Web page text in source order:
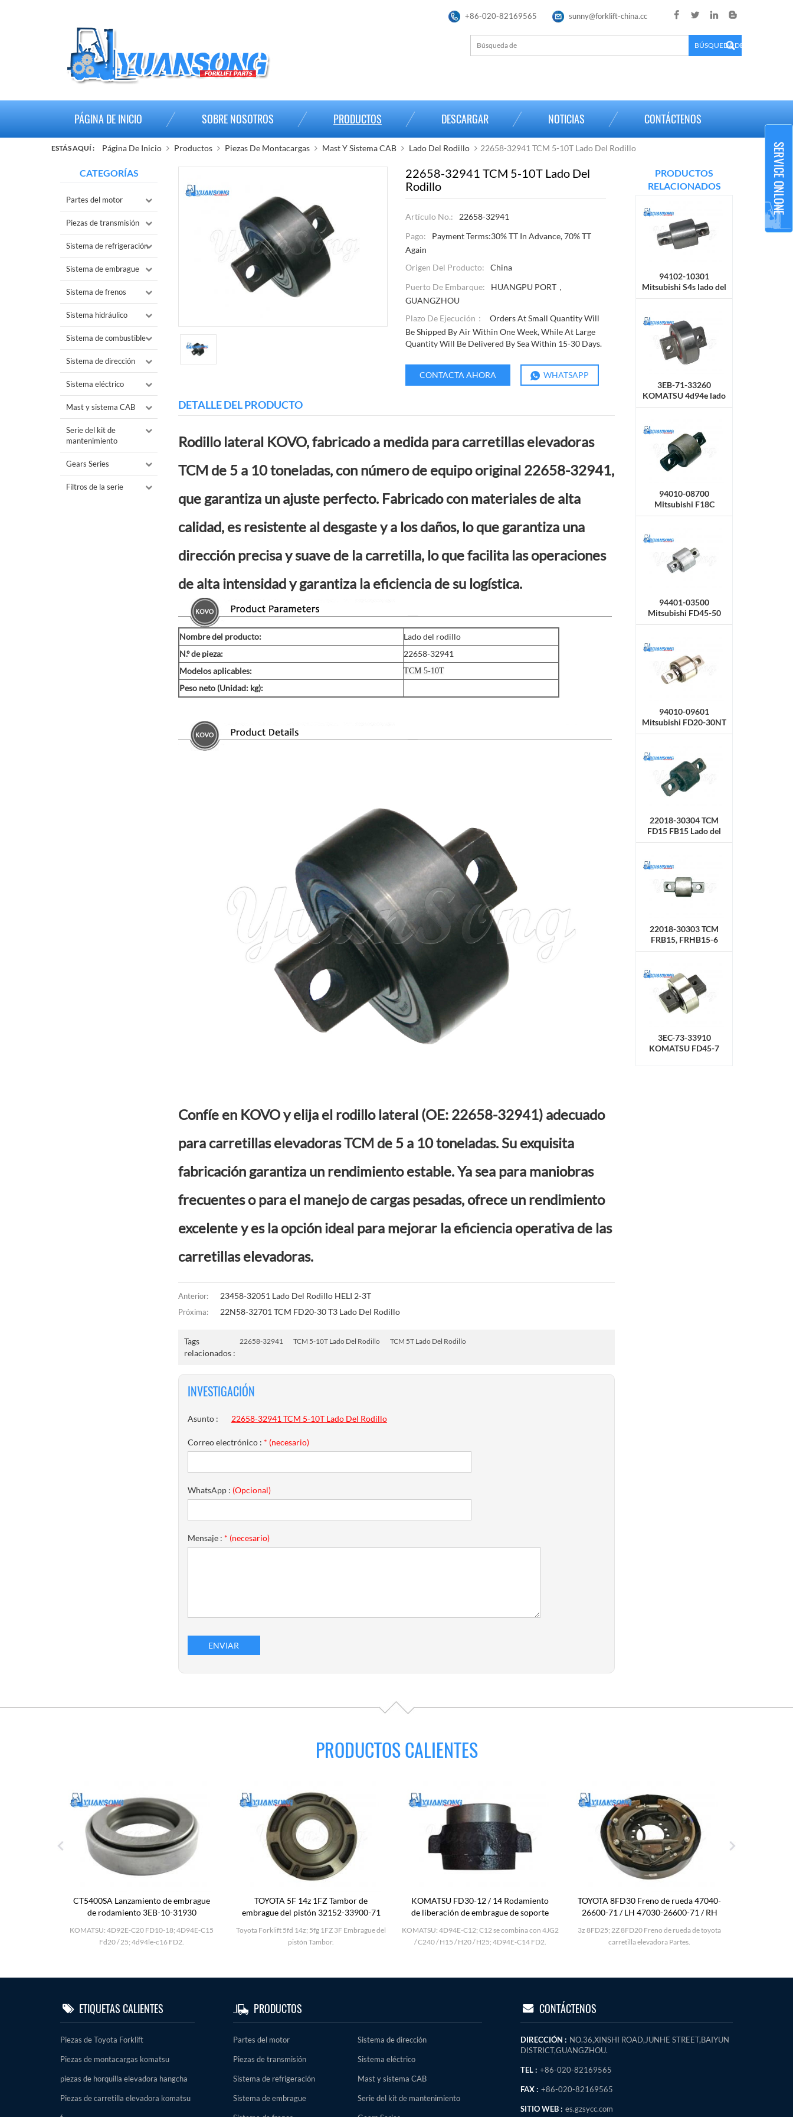
+86-020-82169565 sunny@forklift-china.cc
×
PÁGINA DE INICIO SOBRE NOSOTROS PRODUCTOS DESCARGAR NOTICIAS CONTÁCTENOS
ESTÁS AQUÍ : Página De Inicio Productos Piezas De Montacargas Mast Y Sistema CAB Lado Del Rodillo 22658-32941 TCM 5-10T Lado Del Rodillo
CATEGORÍAS
Partes del motor
Piezas de transmisión
Sistema de refrigeración
Sistema de embrague
Sistema de frenos
Sistema hidráulico
Sistema de combustible
Sistema de dirección
Sistema eléctrico
Mast y sistema CAB
Serie del kit de
mantenimiento
Gears Series
Filtros de la serie
PRODUCTOS
RELACIONADOS
94102-10301
Mitsubishi S4s lado del
rodillo
3EB-71-33260
KOMATSU 4d94e lado
del rodillo
94010-08700
Mitsubishi F18C
Rodillo lateral
94401-03500
Mitsubishi FD45-50
Rodillo lateral
94010-09601
Mitsubishi FD20-30NT
/ CF14E, CF18C
22018-30304 TCM
FD15 FB15 Lado del
rodillo
22018-30303 TCM
FRB15, FRHB15-6
Lado del rodillo
3EC-73-33910
KOMATSU FD45-7
22658-32941 TCM 5-10T Lado Del
Rodillo
Artículo No.:
22658-32941
Pago:
Payment Terms:30% TT In Advance, 70% TT
Again
Origen Del Producto:
China
Puerto De Embarque:
HUANGPU PORT，
GUANGZHOU
Plazo De Ejecución：
Orders At Small Quantity Will
Be Shipped By Air Within One Week, While At Large
Quantity Will Be Delivered By Sea Within 15-30 Days.
CONTACTA AHORA WHATSAPP
DETALLE DEL PRODUCTO
Rodillo lateral KOVO, fabricado a medida para carretillas elevadoras
TCM de 5 a 10 toneladas, con número de equipo original 22658-32941,
que garantiza un ajuste perfecto. Fabricado con materiales de alta
calidad, es resistente al desgaste y a los daños, lo que garantiza una
dirección precisa y suave de la carretilla, lo que facilita las operaciones
de alta intensidad y garantiza la eficiencia de su logística.
Nombre del producto:
Lado del rodillo
N.º de pieza:
22658-32941
Modelos aplicables:
TCM 5-10T
Peso neto (Unidad: kg):
Confíe en KOVO y elija el rodillo lateral (OE: 22658-32941) adecuado
para carretillas elevadoras TCM de 5 a 10 toneladas. Su exquisita
fabricación garantiza un rendimiento estable. Ya sea para maniobras
frecuentes o para el manejo de cargas pesadas, ofrece un rendimiento
excelente y es la opción ideal para mejorar la eficiencia operativa de las
carretillas elevadoras.
Anterior: 23458-32051 Lado Del Rodillo HELI 2-3T
Próxima: 22N58-32701 TCM FD20-30 T3 Lado Del Rodillo
Tags
relacionados :
22658-32941 TCM 5-10T Lado Del Rodillo TCM 5T Lado Del Rodillo
INVESTIGACIÓN
Asunto : 22658-32941 TCM 5-10T Lado Del Rodillo
Correo electrónico : * (necesario)
WhatsApp : (Opcional)
Mensaje : * (necesario)
PRODUCTOS CALIENTES
CT5400SA Lanzamiento de embrague
de rodamiento 3EB-10-31930
KOMATSU: 4D92E-C20 FD10-18; 4D94E-C15
Fd20 / 25; 4d94le-c16 FD2.
TOYOTA 5F 14z 1FZ Tambor de
embrague del pistón 32152-33900-71
Toyota Forklift 5fd 14z; 5fg 1FZ 3F Embrague del
pistón Tambor.
KOMATSU FD30-12 / 14 Rodamiento
de liberación de embrague de soporte
KOMATSU: 4D94E-C12; C12 se combina con 4JG2
/ C240 / H15 / H20 / H25; 4D94E-C14 FD2.
TOYOTA 8FD30 Freno de rueda 47040-
26600-71 / LH 47030-26600-71 / RH
3z 8FD25; 2Z 8FD20 Freno de rueda de toyota
carretilla elevadora Partes.
ETIQUETAS CALIENTES
Piezas de Toyota Forklift
Piezas de montacargas komatsu
piezas de horquilla elevadora hangcha
Piezas de carretilla elevadora komatsu
PRODUCTOS
Partes del motor
Piezas de transmisión
Sistema de refrigeración
Sistema de embrague
Sistema de dirección
Sistema eléctrico
Mast y sistema CAB
Serie del kit de mantenimiento
CONTÁCTENOS
DIRECCIÓN : NO.36,XINSHI ROAD,JUNHE STREET,BAIYUN
DISTRICT,GUANGZHOU.
TEL : +86-020-82169565
FAX : +86-020-82169565
SITIO WEB : es.gzsycc.com